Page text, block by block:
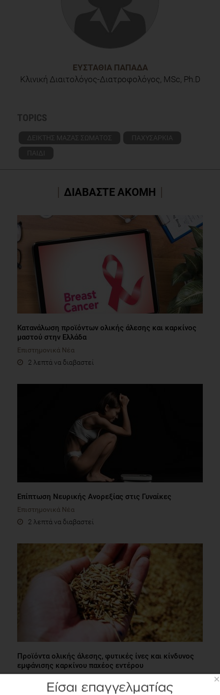
ΕΥΣΤΑΘΊΑ ΠΑΠΑΔΆ
Κλινική Διαιτολόγος-Διατροφολόγος, MSc, Ph.D
TOPICS
ΔΕΙΚΤΗΣ ΜΑΖΑΣ ΣΩΜΑΤΟΣ
ΠΑΧΥΣΑΡΚΙΑ
ΠΑΙΔΙ
ΔΙΑΒΑΣΤΕ ΑΚΟΜΗ
Κατανάλωση προϊόντων ολικής άλεσης και καρκίνος
μαστού στην Ελλάδα
Επιστημονικά Νέα
2 λεπτά να διαβαστεί
Επίπτωση Νευρικής Ανορεξίας στις Γυναίκες
Επιστημονικά Νέα
2 λεπτά να διαβαστεί
Προϊόντα ολικής άλεσης, φυτικές ίνες και κίνδυνος
εμφάνισης καρκίνου παχέος εντέρου
2 λεπτά να διαβαστεί
×